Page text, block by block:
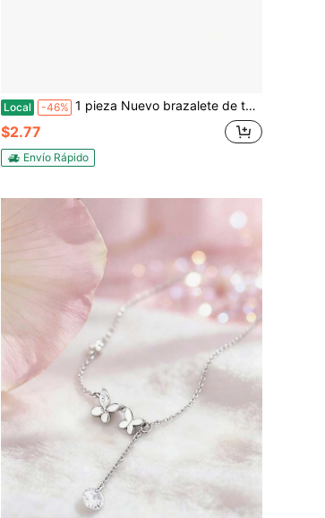
Local -46% 1 pieza Nuevo brazalete de tobillo 2025 para mujeres, joyería de tobillo minimalista y delgada, accesorio de playa de verano, a prueba de agua, suave y ligero
$2.77
Envío Rápido